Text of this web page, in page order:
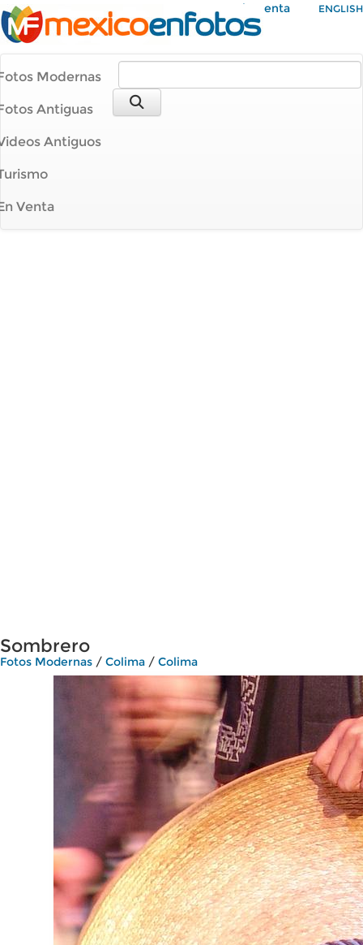
Mi Cuenta ENGLISH
Modernas
Antiguas
Antiguos
Venta
Sombrero
Fotos Modernas / Colima / Colima